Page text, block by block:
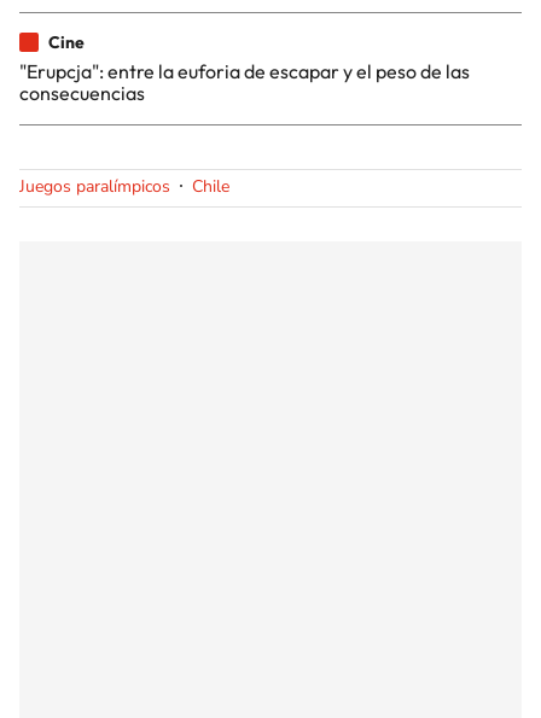
Cine
"Erupcja": entre la euforia de escapar y el peso de las
consecuencias
Juegos paralímpicos Chile